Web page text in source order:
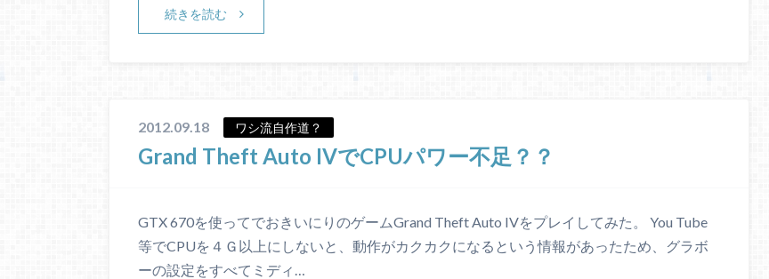
続きを読む
2012.09.18 ワシ流自作道？
Grand Theft Auto IVでCPUパワー不足？？
GTX 670を使ってでおきいにりのゲームGrand Theft Auto IVをプレイしてみた。 You Tube
等でCPUを４Ｇ以上にしないと、動作がカクカクになるという情報があったため、グラボ
ーの設定をすべてミディ…